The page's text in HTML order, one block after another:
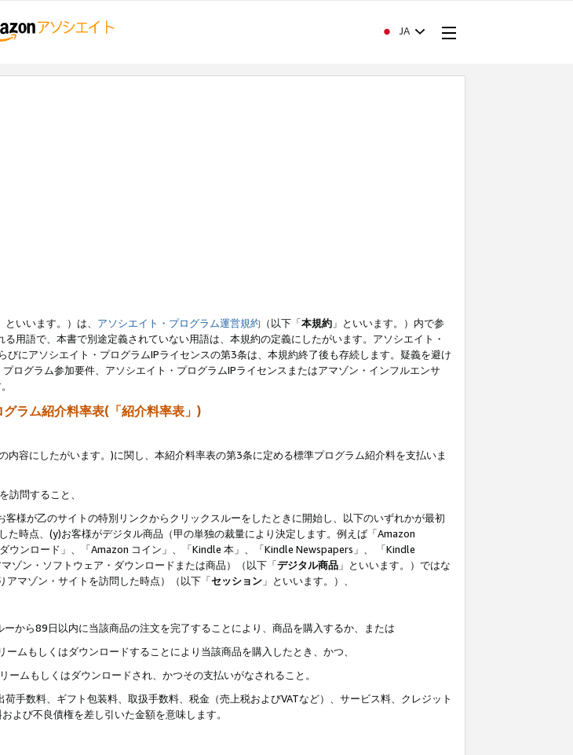
JA
といいます。）は、 アソシエイト・プログラム運営規約 （以下「本規約 」といいます。）内で参
用語で、本書で別途定義されていない用語は、本規約の定義にしたがいます。アソシエイト・
にアソシエイト・プログラムIPライセンスの第3条は、本規約終了後も存続します。疑義を避け
ログラム参加要件、アソシエイト・プログラムIPライセンスまたはアマゾン・インフルエンサ
ラム紹介料率表(「紹介料率表」)
内容にしたがいます。)に関し、本紹介料率表の第3条に定める標準プログラム紹介料を支払いま
訪問すること、
様が乙のサイトの特別リンクからクリックスルーをしたときに開始し、以下のいずれかが最初
時点、(y)お客様がデジタル商品（甲の単独の裁量により決定します。例えば「Amazon
ンロード」、「Amazon コイン」、「Kindle 本」、「Kindle Newspapers」、 「Kindle
ゾン・ソフトウェア・ダウンロードまたは商品）（以下「デジタル商品 」といいます。）ではな
アマゾン・サイトを訪問した時点）（以下「セッション 」といいます。）、
から89日以内に当該商品の注文を完了することにより、商品を購入するか、または
ムもしくはダウンロードすることにより当該商品を購入したとき、かつ、
ムもしくはダウンロードされ、かつその支払いがなされること。
手数料、ギフト包装料、取扱手数料、税金（売上税およびVATなど）、サービス料、クレジット
よび不良債権を差し引いた金額を意味します。